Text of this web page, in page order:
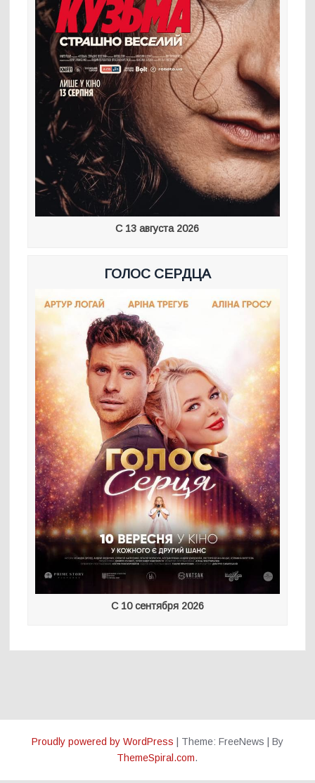
С 13 августа 2026
ГОЛОС СЕРДЦА
С 10 сентября 2026
Proudly powered by WordPress Theme: FreeNews
By
ThemeSpiral.com.